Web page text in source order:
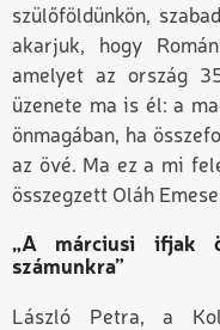
szülőföldünkön,
akarjuk, hogy
amelyet az ország
üzenete ma is él: a
önmagában, ha
az övé. Ma ez a mi
összegzett Oláh
„A márciusi ifjak
számunkra”
László Petra, a